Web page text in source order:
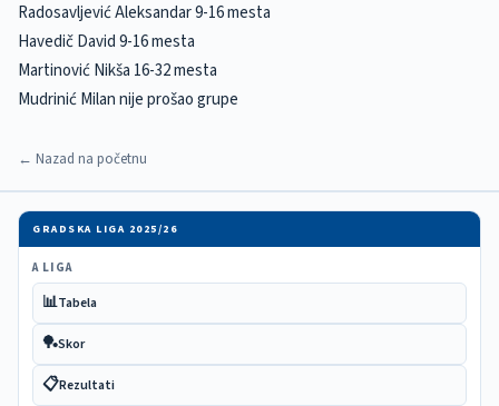
Radosavljević Aleksandar 9-16 mesta
Havedič David 9-16 mesta
Martinović Nikša 16-32 mesta
Mudrinić Milan nije prošao grupe
← Nazad na početnu
GRADSKA LIGA 2025/26
A LIGA
📊Tabela
🏓Skor
📋Rezultati